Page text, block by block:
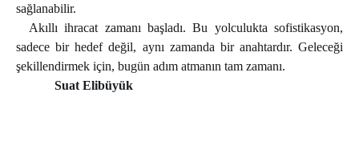
sağlanabilir.
Akıllı ihracat zamanı başladı. Bu yolculukta sofistikasyon,
sadece bir hedef değil, aynı zamanda bir anahtardır. Geleceği
şekillendirmek için, bugün adım atmanın tam zamanı.
Suat Elibüyük